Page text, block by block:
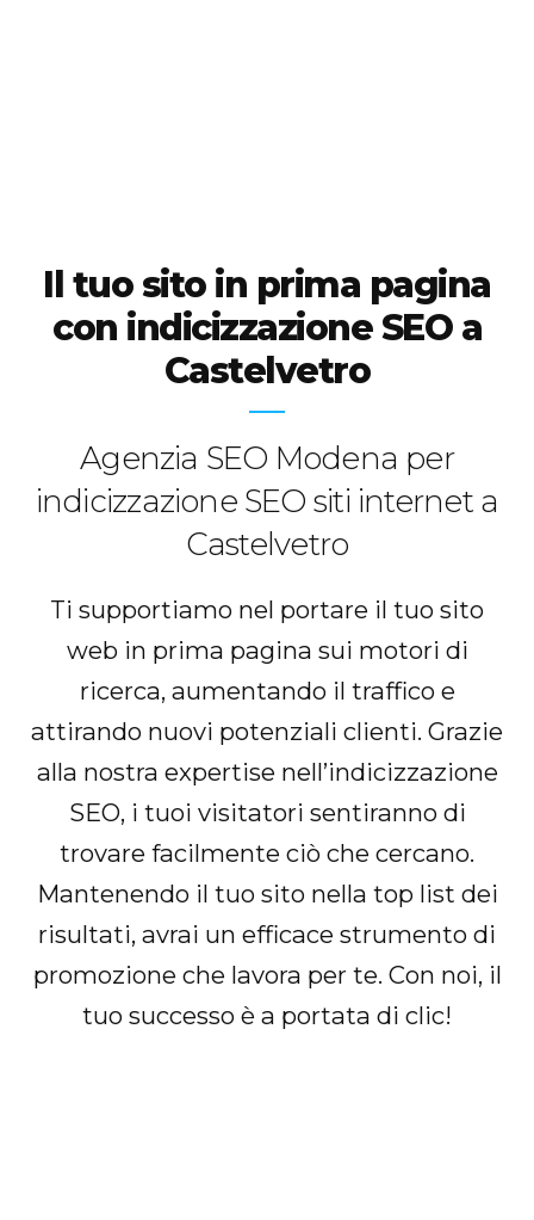
Il tuo sito in prima pagina
con indicizzazione SEO a
Castelvetro
Agenzia SEO Modena per
indicizzazione SEO siti internet a
Castelvetro
Ti supportiamo nel portare il tuo sito
web in prima pagina sui motori di
ricerca, aumentando il traffico e
attirando nuovi potenziali clienti. Grazie
alla nostra expertise nell’indicizzazione
SEO, i tuoi visitatori sentiranno di
trovare facilmente ciò che cercano.
Mantenendo il tuo sito nella top list dei
risultati, avrai un efficace strumento di
promozione che lavora per te. Con noi, il
tuo successo è a portata di clic!